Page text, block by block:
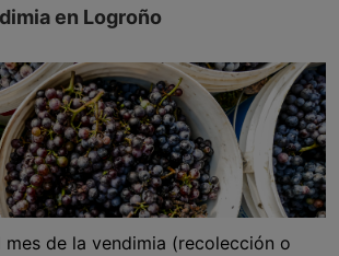
en Logroño
mes de la vendimia (recolección o